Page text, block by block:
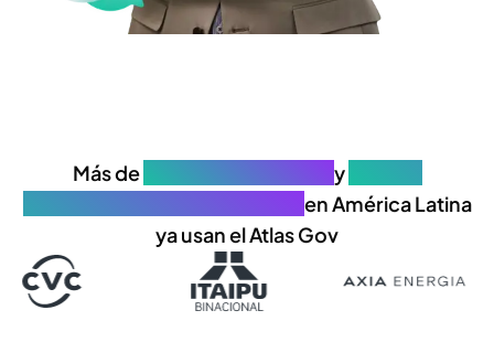
Más de y
en América Latina
ya usan el Atlas Gov